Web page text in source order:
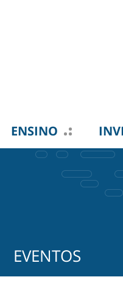
ENSINO
EVENTOS